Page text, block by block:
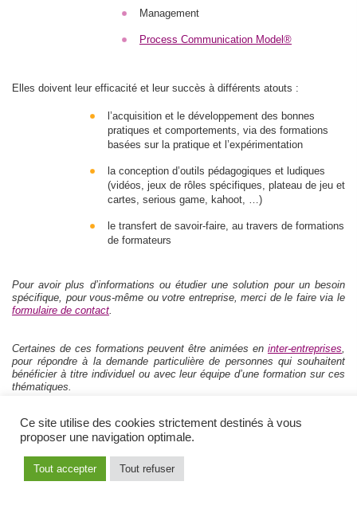
Management
Process Communication Model®
Elles doivent leur efficacité et leur succès à différents atouts :
l’acquisition et le développement des bonnes
pratiques et comportements, via des formations
basées sur la pratique et l’expérimentation
la conception d’outils pédagogiques et ludiques
(vidéos, jeux de rôles spécifiques, plateau de jeu et
cartes, serious game, kahoot, …)
le transfert de savoir-faire, au travers de formations
de formateurs
Pour avoir plus d’informations ou étudier une solution pour un besoin
spécifique, pour vous-même ou votre entreprise, merci de le faire via le
formulaire de contact
Certaines de ces formations peuvent être animées en inter-entreprises
pour répondre à la demande particulière de personnes qui souhaitent
bénéficier à titre individuel ou avec leur équipe d’une formation sur ces
thématiques.
© copyright 2015-2024 Axaura
Mentions légales
Politique de confidentialité
Ce site utilise des cookies strictement destinés à vous
proposer une navigation optimale.
Tout accepter Tout refuser